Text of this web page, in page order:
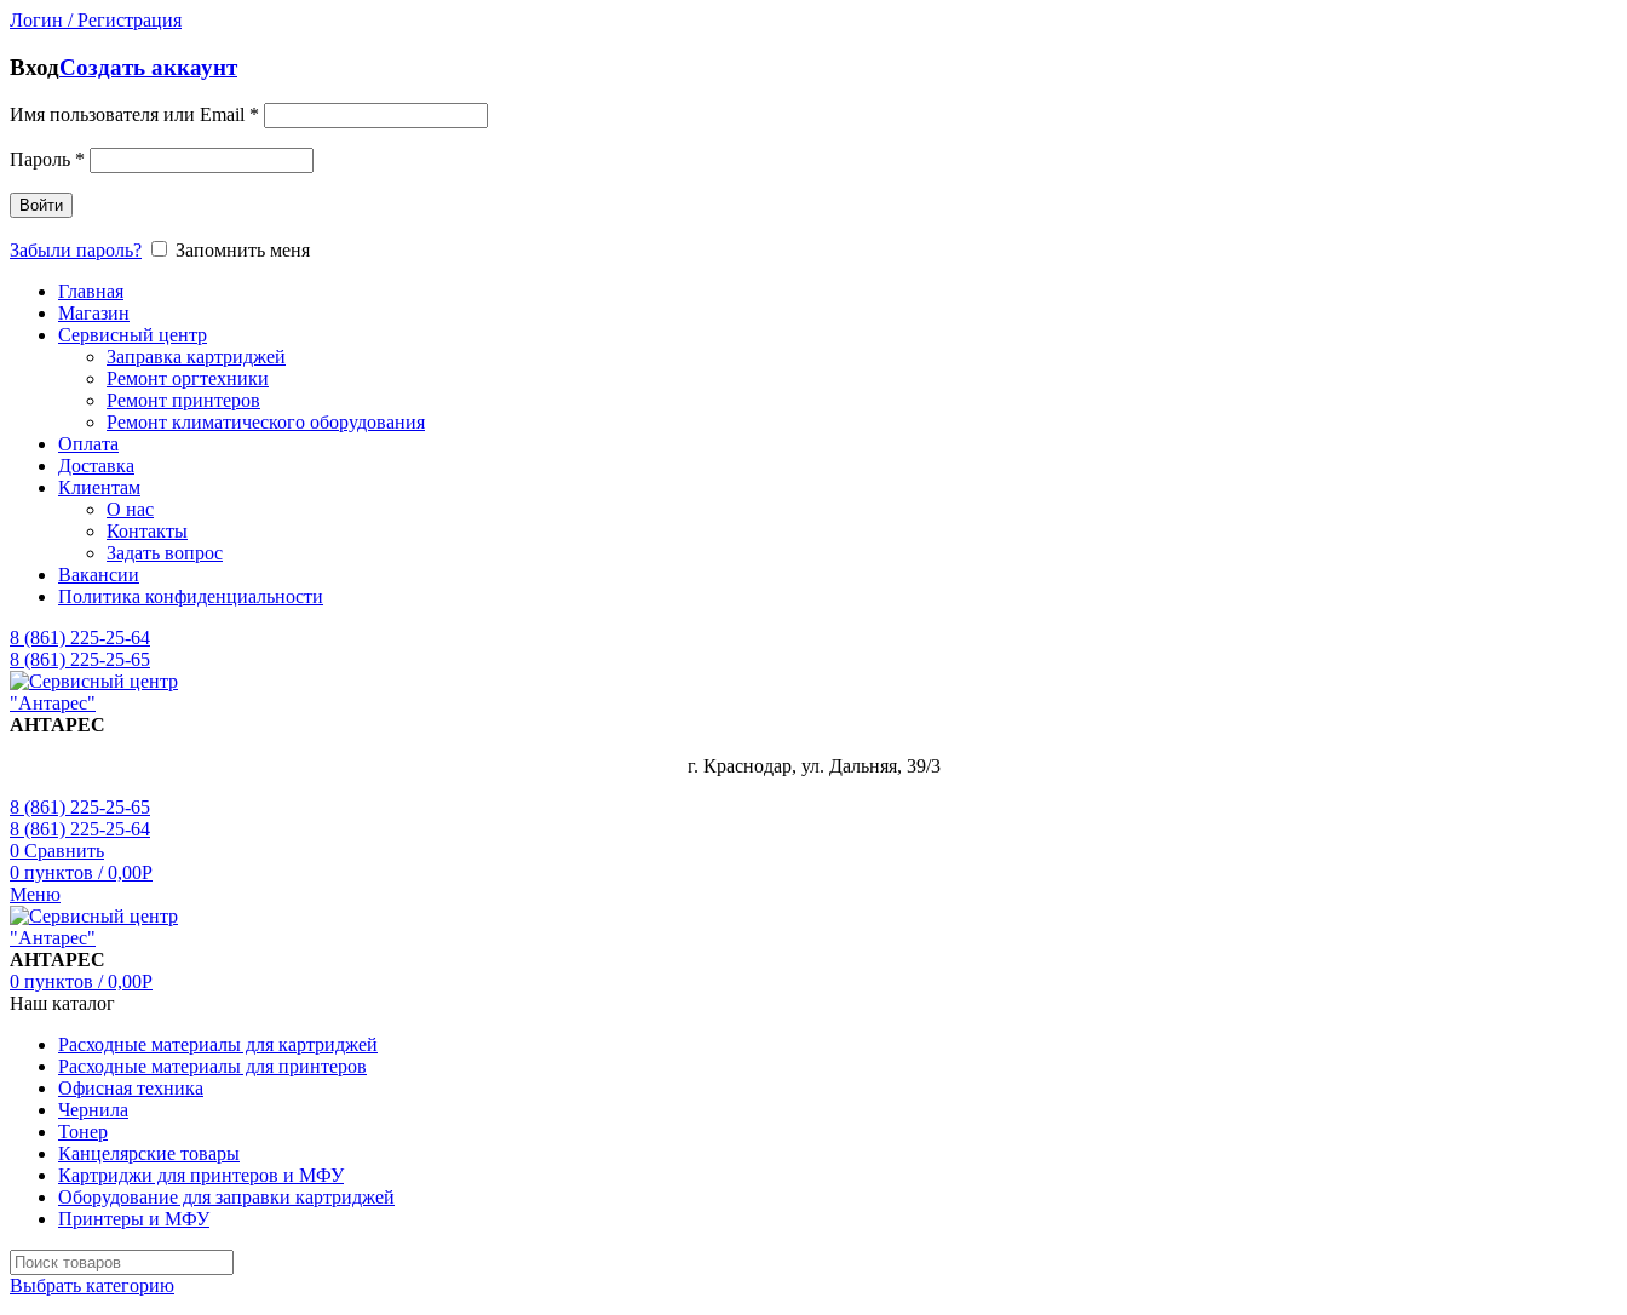
Логин / Регистрация
ВходСоздать аккаунт
Имя пользователя или Email *
Пароль *
Войти
Забыли пароль?
Запомнить меня
Главная
Магазин
Сервисный центр
Заправка картриджей
Ремонт оргтехники
Ремонт принтеров
Ремонт климатического оборудования
Оплата
Доставка
Клиентам
О нас
Контакты
Задать вопрос
Вакансии
Политика конфиденциальности
8 (861) 225-25-64
8 (861) 225-25-65
АНТАРЕС
г. Краснодар, ул. Дальняя, 39/3
8 (861) 225-25-65
8 (861) 225-25-64
0 Сравнить
0 пунктов / 0,00Р
Меню
АНТАРЕС
0 пунктов / 0,00Р
Наш каталог
Расходные материалы для картриджей
Расходные материалы для принтеров
Офисная техника
Чернила
Тонер
Канцелярские товары
Картриджи для принтеров и МФУ
Оборудование для заправки картриджей
Принтеры и МФУ
Выбрать категорию